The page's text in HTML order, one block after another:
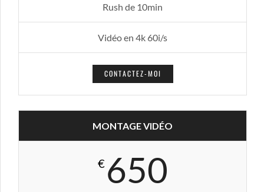
Rush de 10min
Vidéo en 4k 60i/s
CONTACTEZ-MOI
MONTAGE VIDÉO
€ 650